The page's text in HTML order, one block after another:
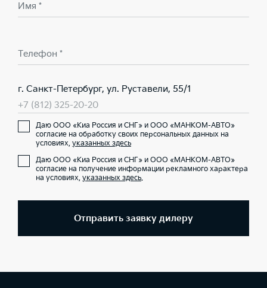
Имя *
Телефон *
г. Санкт-Петербург, ул. Руставели, 55/1
+7 (812) 325-20-20
Даю ООО «Киа Россия и СНГ» и ООО «МАНКОМ-АВТО»
согласие на обработку своих персональных данных на
условиях, указанных здесь
Даю ООО «Киа Россия и СНГ» и ООО «МАНКОМ-АВТО»
согласие на получение информации рекламного характера
на условиях, указанных здесь.
Отправить заявку дилеру